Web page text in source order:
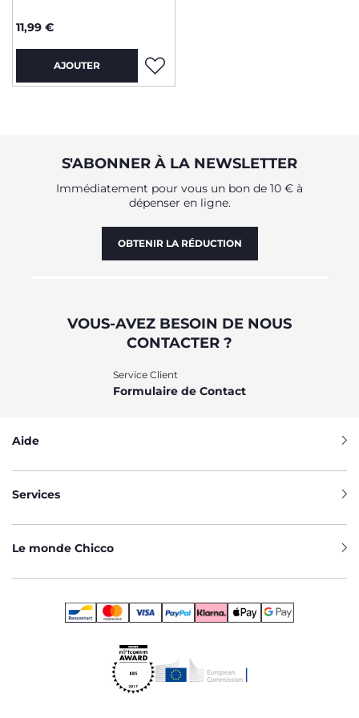
11,99 €
AJOUTER
S'ABONNER À LA NEWSLETTER
Immédiatement pour vous un bon de 10 € à
dépenser en ligne.
OBTENIR LA RÉDUCTION
VOUS-AVEZ BESOIN DE NOUS
CONTACTER ?
Service Client
Formulaire de Contact
Aide
Services
Le monde Chicco